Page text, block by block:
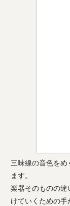
三味線の音色をめ
ます。
楽器そのものの違
けていくための手